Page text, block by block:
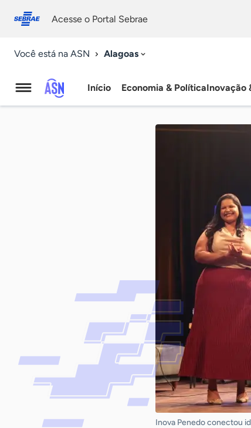
conosco
Acesse o Portal Sebrae
Você está na ASN Alagoas
Agência
Início Economia & PolíticaInovação
Inova Penedo conectou